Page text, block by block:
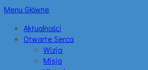
Menu Główne
Aktualności
Otwarte Serca
Wizja
Misja